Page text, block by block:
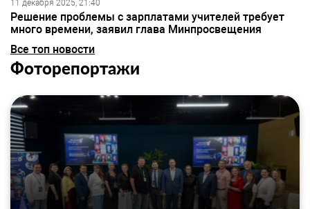
11 декабря 2025, 21:40
Решение проблемы с зарплатами учителей требует
много времени, заявил глава Минпросвещения
Все топ новости
Фоторепортажи